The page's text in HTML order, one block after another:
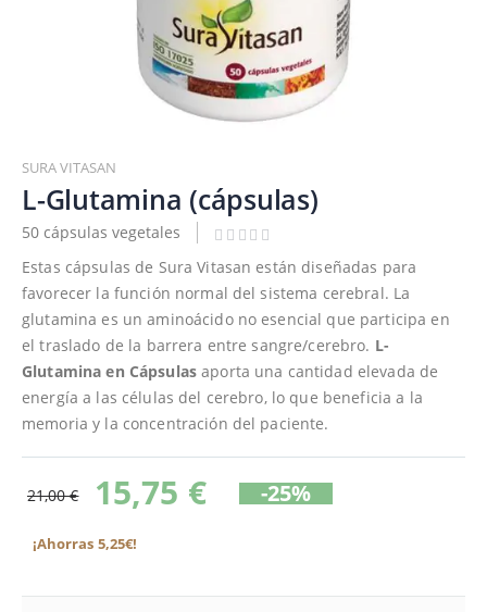
al
comienzo
de
la
galería
imágenes
SURA VITASAN
L-Glutamina (cápsulas)
50 cápsulas vegetales
Estas cápsulas de Sura Vitasan están diseñadas para
favorecer la función normal del sistema cerebral. La
glutamina es un aminoácido no esencial que participa en
el traslado de la barrera entre sangre/cerebro. L-
Glutamina en Cápsulasaporta una cantidad elevada de
energía a las células del cerebro, lo que beneficia a la
memoria y la concentración del paciente.
21,00 € 15,75 € -25%
¡Ahorras 5,25€!